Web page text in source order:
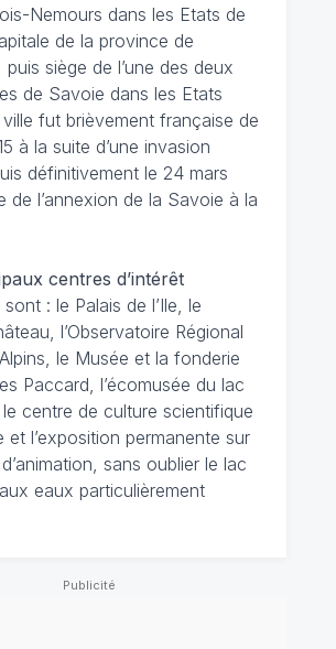
Nemours dans les Etats de
de la province de
puis siège de l’une des deux
de Savoie dans les Etats
fut brièvement française de
à la suite d’une invasion
définitivement le 24 mars
de l’annexion de la Savoie à la
centres d’intérêt
sont : le Palais de l’Ile, le
l’Observatoire Régional
le Musée et la fonderie
Paccard, l’écomusée du lac
le centre de culture scientifique
et l’exposition permanente sur
sans oublier le lac
eaux particulièrement